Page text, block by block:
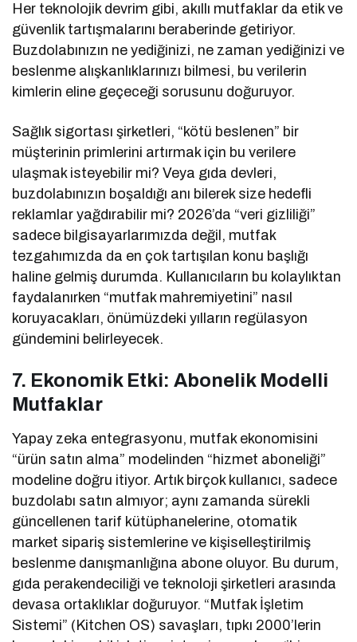
Her teknolojik devrim gibi, akıllı mutfaklar da etik ve
güvenlik tartışmalarını beraberinde getiriyor.
Buzdolabınızın ne yediğinizi, ne zaman yediğinizi ve
beslenme alışkanlıklarınızı bilmesi, bu verilerin
kimlerin eline geçeceği sorusunu doğuruyor.
Sağlık sigortası şirketleri, “kötü beslenen” bir
müşterinin primlerini artırmak için bu verilere
ulaşmak isteyebilir mi? Veya gıda devleri,
buzdolabınızın boşaldığı anı bilerek size hedefli
reklamlar yağdırabilir mi? 2026’da “veri gizliliği”
sadece bilgisayarlarımızda değil, mutfak
tezgahımızda da en çok tartışılan konu başlığı
haline gelmiş durumda. Kullanıcıların bu kolaylıktan
faydalanırken “mutfak mahremiyetini” nasıl
koruyacakları, önümüzdeki yılların regülasyon
gündemini belirleyecek.
7. Ekonomik Etki: Abonelik Modelli
Mutfaklar
Yapay zeka entegrasyonu, mutfak ekonomisini
“ürün satın alma” modelinden “hizmet aboneliği”
modeline doğru itiyor. Artık birçok kullanıcı, sadece
buzdolabı satın almıyor; aynı zamanda sürekli
güncellenen tarif kütüphanelerine, otomatik
market sipariş sistemlerine ve kişiselleştirilmiş
beslenme danışmanlığına abone oluyor. Bu durum,
gıda perakendeciliği ve teknoloji şirketleri arasında
devasa ortaklıklar doğuruyor. “Mutfak İşletim
Sistemi” (Kitchen OS) savaşları, tıpkı 2000’lerin